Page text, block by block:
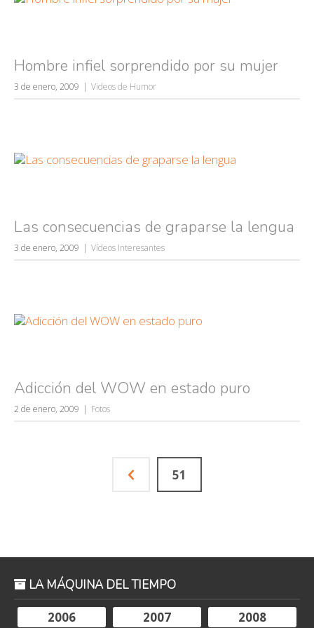
Hombre infiel sorprendido por su mujer
3 de enero, 2009 Videos de Humor
Las consecuencias de graparse la lengua
3 de enero, 2009 Vídeos Interesantes
Adicción del WOW en estado puro
2 de enero, 2009 Fotos
51
LA MÁQUINA DEL TIEMPO
2006
2007 2008